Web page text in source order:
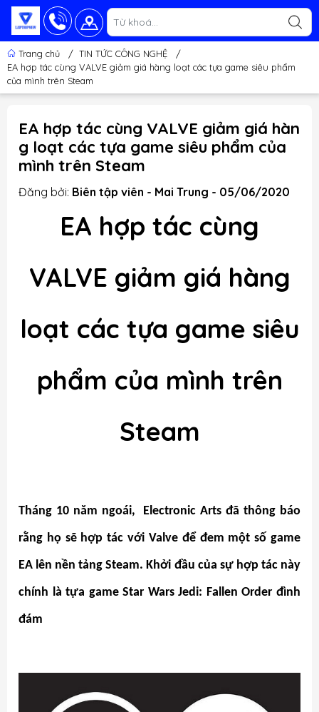
Trang chủ / TIN TỨC CÔNG NGHỆ
/
EA hợp tác cùng VALVE giảm giá hàng loạt các tựa game siêu phẩm
của mình trên Steam
EA hợp tác cùng VALVE giảm giá hàn
g loạt các tựa game siêu phẩm của
mình trên Steam
Đăng bởi: Biên tập viên - Mai Trung - 05/06/2020
EA hợp tác cùng
VALVE giảm giá hàng
loạt các tựa game siêu
phẩm của mình trên
Steam
Tháng 10 năm ngoái, Electronic Arts đã thông báo
rằng họ sẽ hợp tác với Valve để đem một số game
EA lên nền tảng Steam. Khởi đầu của sự hợp tác này
chính là tựa game Star Wars Jedi: Fallen Order đình
đám